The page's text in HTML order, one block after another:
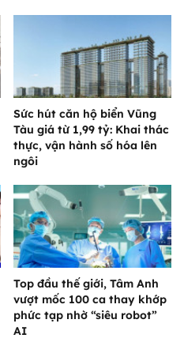
Sức hút căn hộ biển Vũng
Tàu giá từ 1,99 tỷ: Khai thác
thực, vận hành số hóa lên
ngôi
Top đầu thế giới, Tâm Anh
vượt mốc 100 ca thay khớp
phức tạp nhờ “siêu robot”
AI